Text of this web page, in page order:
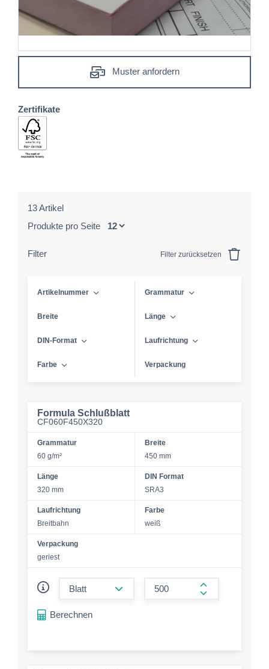
Muster anfordern
Zertifikate
13 Artikel
Produkte pro Seite
Filter Filter zurücksetzen
Artikelnummer Grammatur
Breite Länge
DIN-Format Laufrichtung
Farbe Verpackung
Formula Schlußblatt
CF060F450X320
Grammatur
60 g/m²
Breite
450 mm
Länge
320 mm
DIN Format
SRA3
Laufrichtung
Breitbahn
Farbe
weiß
Verpackung
geriest
form.increase-
Berechnen